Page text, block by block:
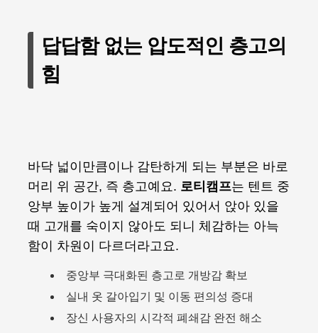
답답함 없는 압도적인 층고의
힘
바닥 넓이만큼이나 감탄하게 되는 부분은 바로
머리 위 공간, 즉 층고예요. 로티캠프는 텐트 중
앙부 높이가 높게 설계되어 있어서 앉아 있을
때 고개를 숙이지 않아도 되니 체감하는 아늑
함이 차원이 다르더라고요.
중앙부 극대화된 층고로 개방감 확보
실내 옷 갈아입기 및 이동 편의성 증대
장신 사용자의 시각적 폐쇄감 완전 해소